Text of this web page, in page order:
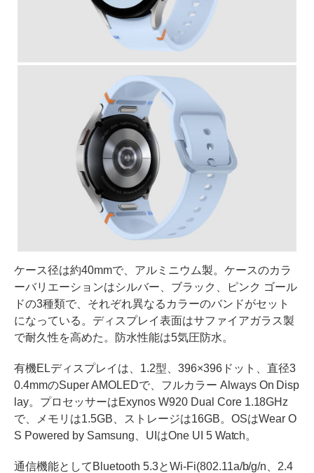
ケース径は約40mmで、アルミニウム製。ケースのカラ
ーバリエーションはシルバー、ブラック、ピンク ゴール
ドの3種類で、それぞれ異なるカラーのバンドがセット
になっている。ディスプレイ表面はサファイアガラス製
で耐久性を高めた。防水性能は5気圧防水。
有機ELディスプレイは、1.2型、396×396ドット、直径3
0.4mmのSuper AMOLEDで、フルカラー Always On Disp
lay。プロセッサーはExynos W920 Dual Core 1.18GHz
で、メモリは1.5GB、ストレージは16GB。OSはWear O
S Powered by Samsung、UIはOne UI 5 Watch。
通信機能としてBluetooth 5.3とWi-Fi(802.11a/b/g/n、2.4